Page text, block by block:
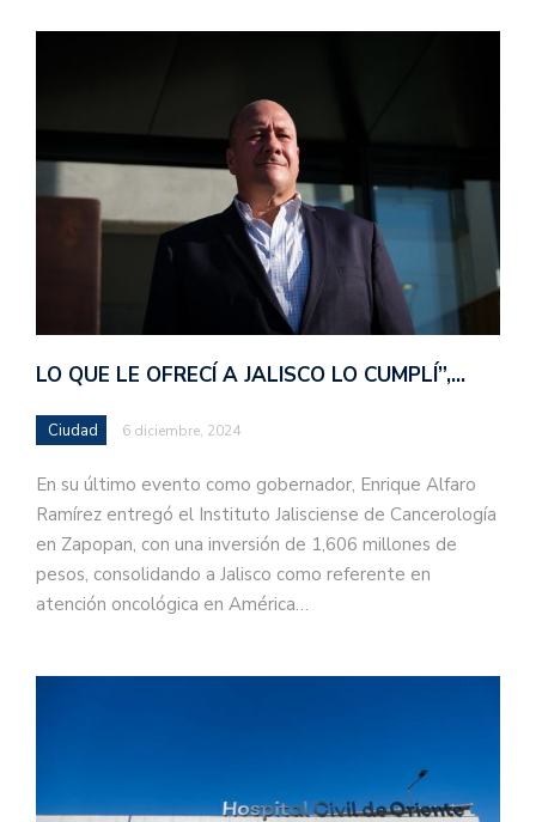
LO QUE LE OFRECÍ A JALISCO LO CUMPLÍ”,…
Ciudad 6 diciembre, 2024
En su último evento como gobernador, Enrique Alfaro
Ramírez entregó el Instituto Jalisciense de Cancerología
en Zapopan, con una inversión de 1,606 millones de
pesos, consolidando a Jalisco como referente en
atención oncológica en América…